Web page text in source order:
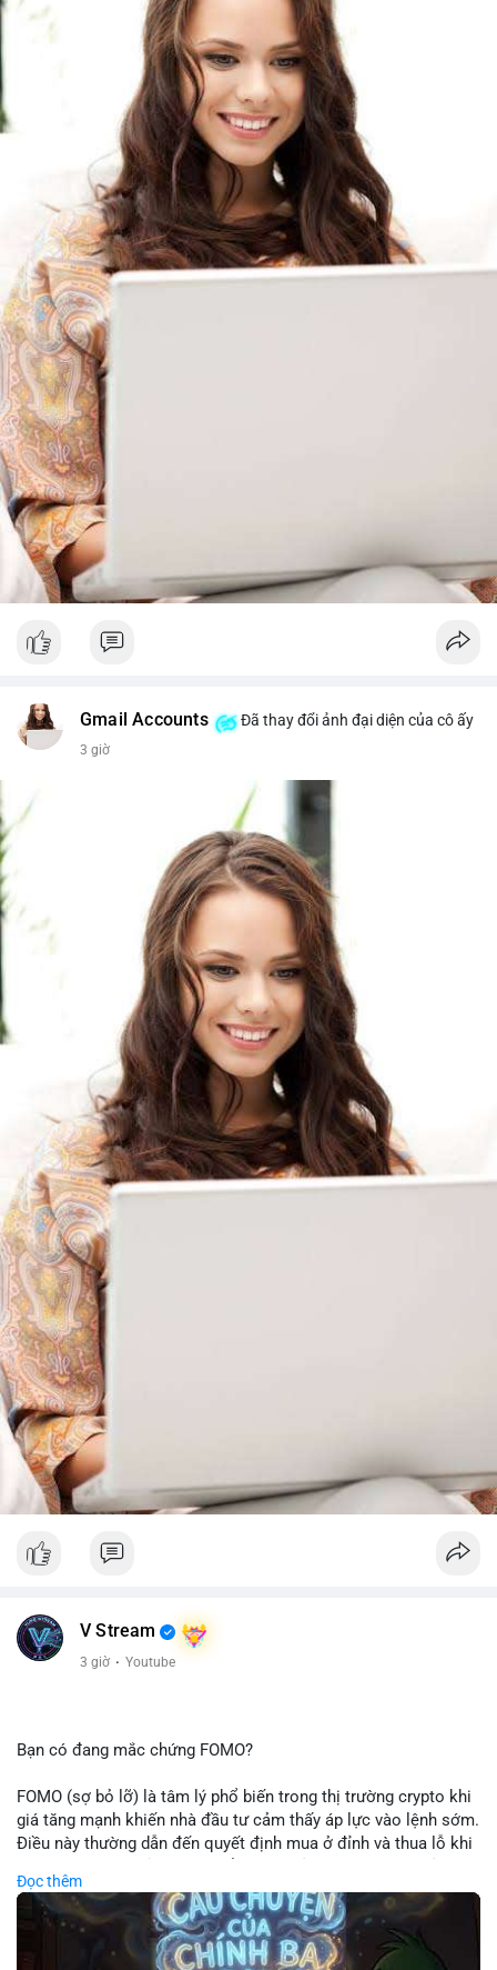
Gmail Accounts Đã thay đổi ảnh đại diện của cô ấy
3 giờ
V Stream
3 giờ · Youtube
Bạn có đang mắc chứng FOMO?
FOMO (sợ bỏ lỡ) là tâm lý phổ biến trong thị trường crypto khi
giá tăng mạnh khiến nhà đầu tư cảm thấy áp lực vào lệnh sớm.
Điều này thường dẫn đến quyết định mua ở đỉnh và thua lỗ khi
chiến lược đầu tư rõ ràng.
🎥 Xem video trực tiếp tại:
Đọc thêm